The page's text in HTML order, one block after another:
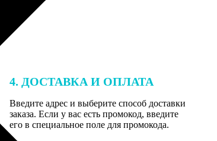
4. ДОСТАВКА И ОПЛАТА
Введите адрес и выберите способ доставки
заказа. Если у вас есть промокод, введите
его в специальное поле для промокода.